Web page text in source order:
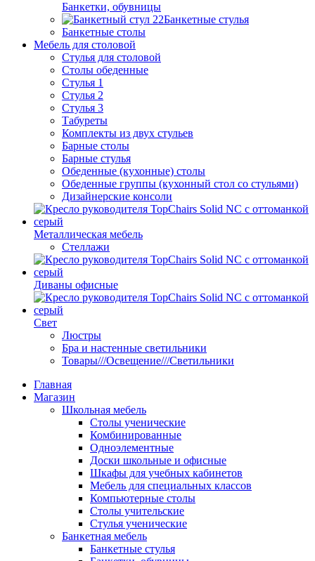
Банкетки, обувницы
Банкетные стулья
Банкетные столы
Мебель для столовой
Стулья для столовой
Столы обеденные
Стулья 1
Стулья 2
Стулья 3
Табуреты
Комплекты из двух стульев
Барные столы
Барные стулья
Обеденные (кухонные) столы
Обеденные группы (кухонный стол со стульями)
Дизайнерские консоли
Металлическая мебель
Стеллажи
Диваны офисные
Свет
Люстры
Бра и настенные светильники
Товары///Освещение///Светильники
Главная
Магазин
Школьная мебель
Столы ученические
Комбинированные
Одноэлементные
Доски школьные и офисные
Шкафы для учебных кабинетов
Мебель для специальных классов
Компьютерные столы
Столы учительские
Стулья ученические
Банкетная мебель
Банкетные стулья